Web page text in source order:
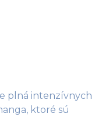
plná intenzívnych
ktoré sú